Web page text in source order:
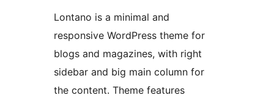
Lontano is a minimal and
responsive WordPress theme for
blogs and magazines, with right
sidebar and big main column for
the content. Theme features